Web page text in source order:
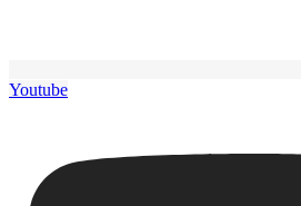
Youtube